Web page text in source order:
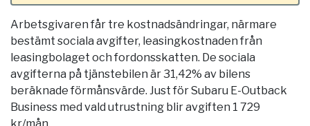
Arbetsgivaren får tre kostnadsändringar, närmare
bestämt sociala avgifter, leasingkostnaden från
leasingbolaget och fordonsskatten. De sociala
avgifterna på tjänstebilen är 31,42% av bilens
beräknade förmånsvärde. Just för Subaru E-Outback
Business med vald utrustning blir avgiften 1 729